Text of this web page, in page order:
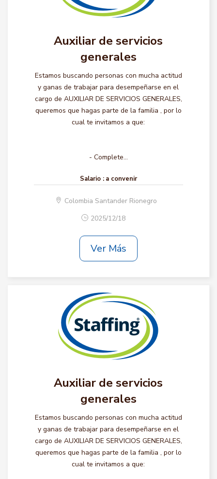
Auxiliar de servicios
generales
Estamos buscando personas con mucha actitud
y ganas de trabajar para desempeñarse en el
cargo de AUXILIAR DE SERVICIOS GENERALES,
queremos que hagas parte de la familia , por lo
cual te invitamos a que:
- Complete...
Salario : a convenir
Colombia Santander Rionegro
2025/12/18
Ver Más
Auxiliar de servicios
generales
Estamos buscando personas con mucha actitud
y ganas de trabajar para desempeñarse en el
cargo de AUXILIAR DE SERVICIOS GENERALES,
queremos que hagas parte de la familia , por lo
cual te invitamos a que: